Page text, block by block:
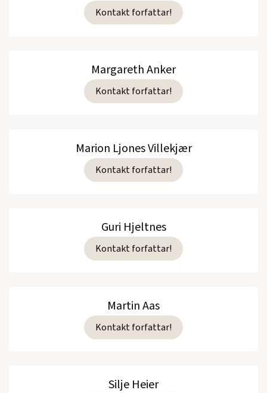
Kontakt forfattar!
Margareth Anker
Kontakt forfattar!
Marion Ljones Villekjær
Kontakt forfattar!
Guri Hjeltnes
Kontakt forfattar!
Martin Aas
Kontakt forfattar!
Silje Heier